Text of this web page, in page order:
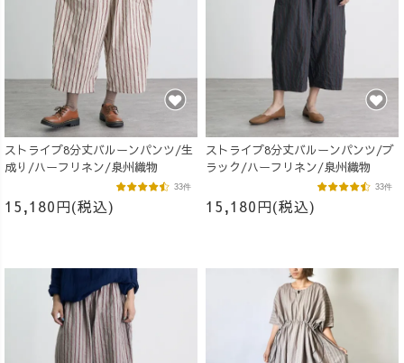
ストライプ8分丈バルーンパンツ/生
成り/ハーフリネン/泉州織物
15,180円(税込)
33件
ストライプ8分丈バルーンパンツ/ブ
ラック/ハーフリネン/泉州織物
15,180円(税込)
33件